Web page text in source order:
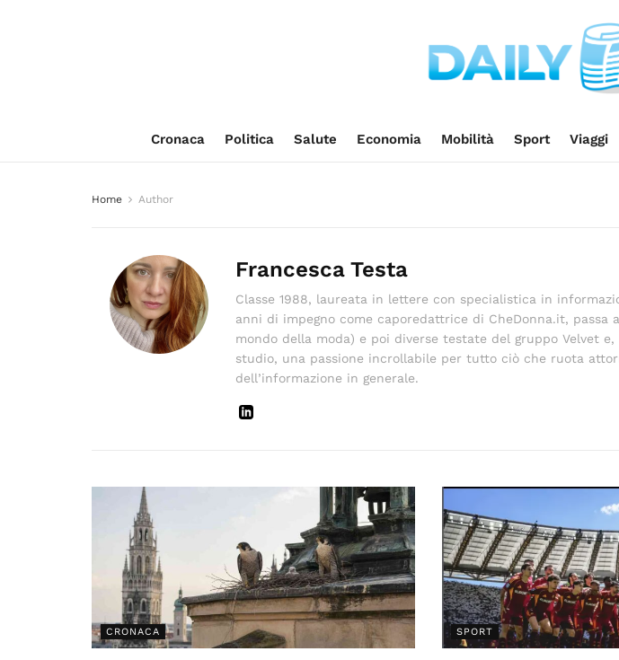
Cronaca Politica Salute Economia Mobilità Sport Viaggi
Home Author
Francesca Testa
Classe 1988, laureata in lettere con specialistica in
anni di impegno come caporedattrice di CheDonna.it, passa
mondo della moda) e poi diverse testate del gruppo Velvet
studio, una passione incrollabile per tutto ciò che ruota
dell’informazione in generale.
CRONACA SPORT